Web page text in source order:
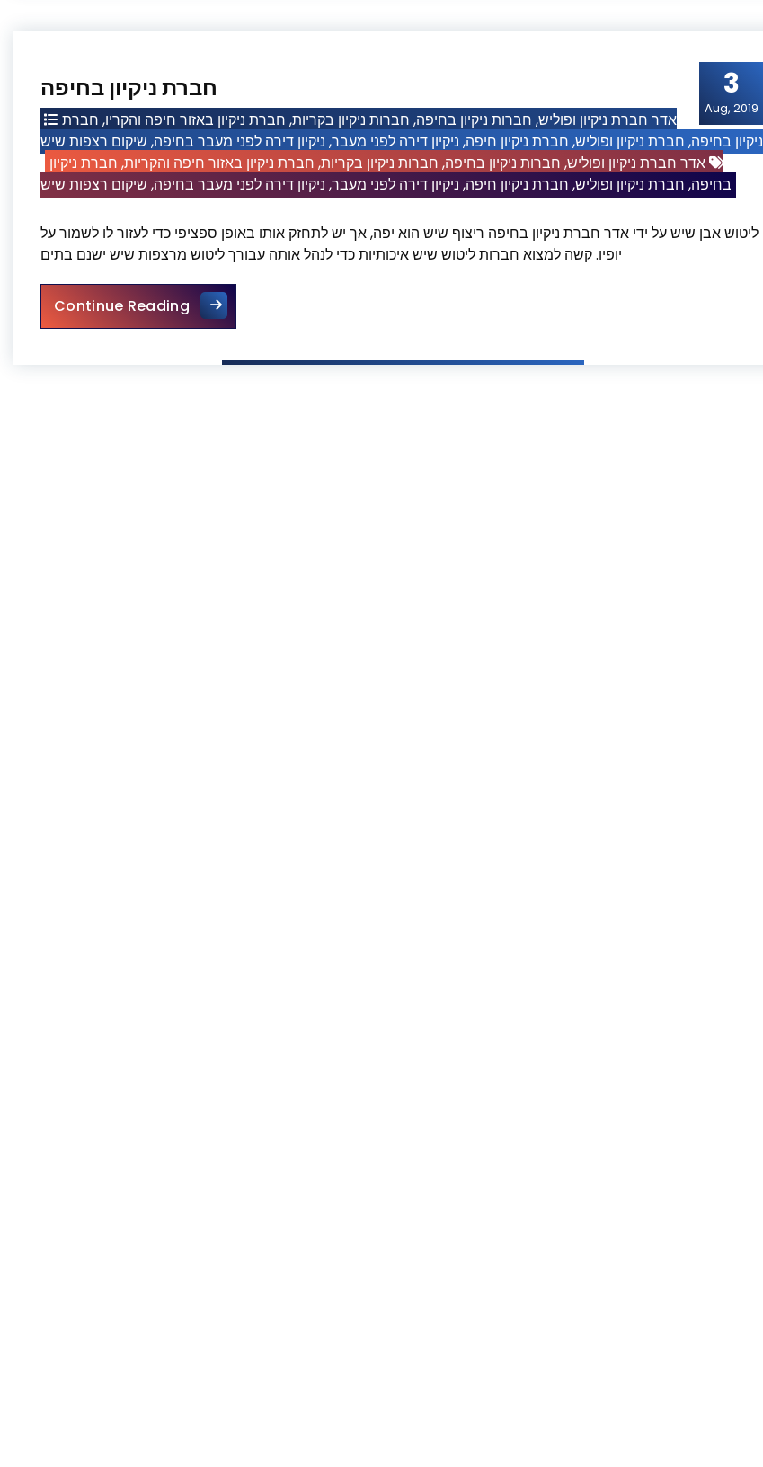
3
Aug, 2019
חברת ניקיון בחיפה
אדר חברת ניקיון ופוליש, חברות ניקיון בחיפה, חברות ניקיון בקריות, חברת ניקיון באזור חיפה והקריו, חברת
ניקיון בחיפה, חברת ניקיון ופוליש, חברת ניקיון חיפה, ניקיון דירה לפני מעבר, ניקיון דירה לפני מעבר בחיפה, שיקום רצפות שיש
אדר חברת ניקיון ופוליש, חברות ניקיון בחיפה, חברות ניקיון בקריות, חברת ניקיון באזור חיפה והקריות, חברת ניקיון
בחיפה, חברת ניקיון ופוליש, חברת ניקיון חיפה, ניקיון דירה לפני מעבר, ניקיון דירה לפני מעבר בחיפה, שיקום רצפות שיש
ליטוש אבן שיש על ידי אדר חברת ניקיון בחיפה ריצוף שיש הוא יפה, אך יש לתחזק אותו באופן ספציפי כדי לעזור לו לשמור על
יופיו. קשה למצוא חברות ליטוש שיש איכותיות כדי לנהל אותה עבורך ליטוש מרצפות שיש ישנם בתים
Continue Readingחברת ניקיון בחיפה